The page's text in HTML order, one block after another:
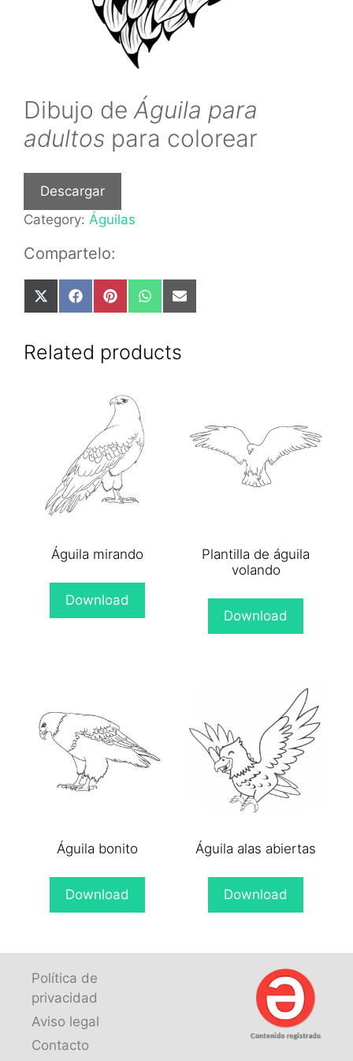
Dibujo de Águila para
adultos para colorear
Descargar
Category: Águilas
Compartelo:
Share
on
(Twitter)
Share
on
Share
on
Share
on
Share
on
Related products
Águila mirando
Download
Plantilla de águila
volando
Download
Águila bonito
Download
Águila alas abiertas
Download
Política de
privacidad
Aviso legal
Contacto